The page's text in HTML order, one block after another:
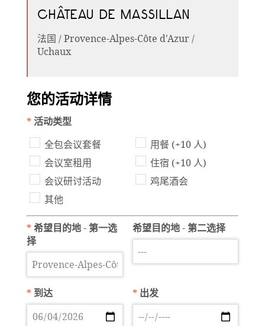
CHÂTEAU DE MASSILLAN
法国 / Provence-Alpes-Côte d'Azur /
Uchaux
您的活动详情
*活动类型
全包会议套餐
用餐 (+10 人)
会议室租用
住宿 (+10 人)
会议研讨活动
鸡尾酒会
其他
*希望目的地 - 第一选
择
希望目的地 - 第二选择
* 到达 * 出发